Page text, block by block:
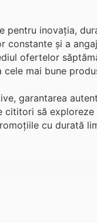
pentru inovația,
constante și a
ofertelor
mai bune
garantarea
cititori să exploreze
cu durată